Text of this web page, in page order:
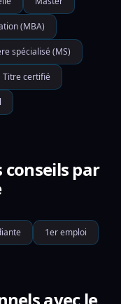
(MBA)
spécialisé (MS)
Titre certifié
conseils par
1er emploi